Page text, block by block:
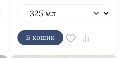
В кошик